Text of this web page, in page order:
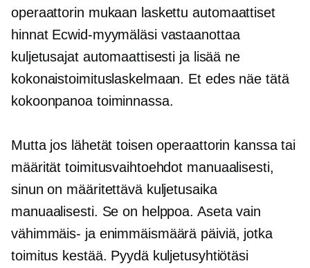
operaattorin mukaan laskettu automaattiset
hinnat Ecwid-myymäläsi vastaanottaa
kuljetusajat automaattisesti ja lisää ne
kokonaistoimituslaskelmaan. Et edes näe tätä
kokoonpanoa toiminnassa.
Mutta jos lähetät toisen operaattorin kanssa tai
määrität toimitusvaihtoehdot manuaalisesti,
sinun on määritettävä kuljetusaika
manuaalisesti. Se on helppoa. Aseta vain
vähimmäis- ja enimmäismäärä päiviä, jotka
toimitus kestää. Pyydä kuljetusyhtiötäsi